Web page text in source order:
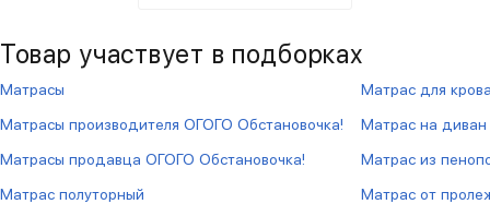
Товар участвует в подборках
Матрасы
Матрасы производителя ОГОГО Обстановочка!
Матрасы продавца ОГОГО Обстановочка!
Матрас полуторный
Матрас для
Матрас на диван
Матрас из
Матрас от